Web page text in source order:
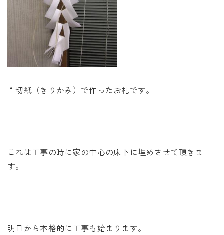
↑切紙（きりかみ）で作ったお札です。
これは工事の時に家の中心の床下に埋めさせて頂きま
す。
明日から本格的に工事も始まります。